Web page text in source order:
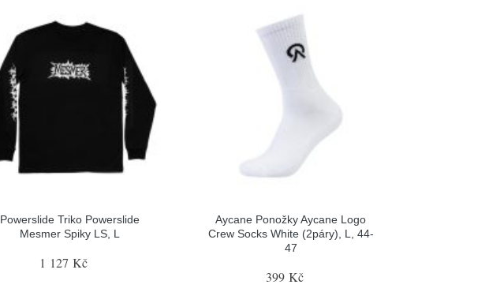
Powerslide Triko Powerslide
Mesmer Spiky LS, L
1 127 Kč
Aycane Ponožky Aycane Logo
Crew Socks White (2páry), L, 44-
47
399 Kč